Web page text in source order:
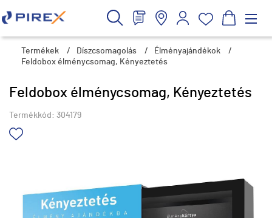
Termékek / Díszcsomagolás / Élményajándékok
/
Feldobox élménycsomag, Kényeztetés
Feldobox élménycsomag, Kényeztetés
Termékkód: 304179